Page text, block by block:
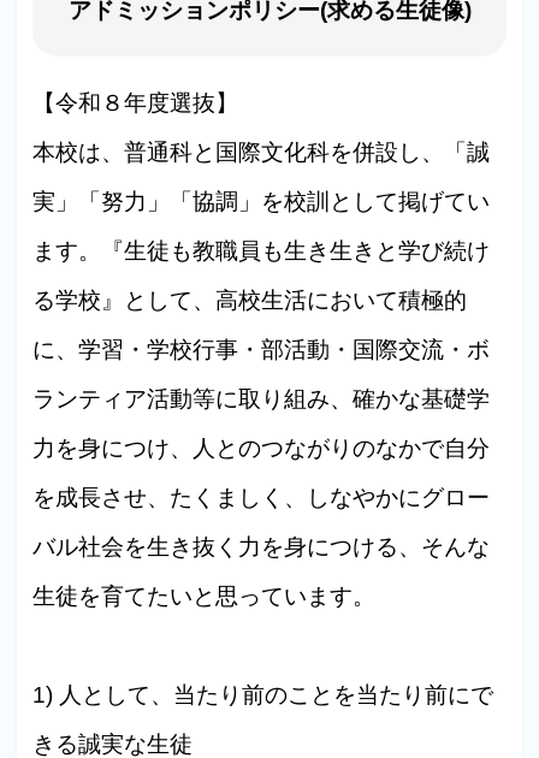
アドミッションポリシー(求める生徒像)
【令和８年度選抜】
本校は、普通科と国際文化科を併設し、「誠
実」「努力」「協調」を校訓として掲げてい
ます。『生徒も教職員も生き生きと学び続け
る学校』として、高校生活において積極的
に、学習・学校行事・部活動・国際交流・ボ
ランティア活動等に取り組み、確かな基礎学
力を身につけ、人とのつながりのなかで自分
を成長させ、たくましく、しなやかにグロー
バル社会を生き抜く力を身につける、そんな
生徒を育てたいと思っています。
1) 人として、当たり前のことを当たり前にで
きる誠実な生徒